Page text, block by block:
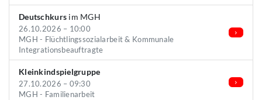
Deutschkurs im MGH
26.10.2026 – 10:00
MGH - Flüchtlingssozialarbeit & Kommunale
Integrationsbeauftragte
Kleinkindspielgruppe
27.10.2026 – 09:30
MGH - Familienarbeit